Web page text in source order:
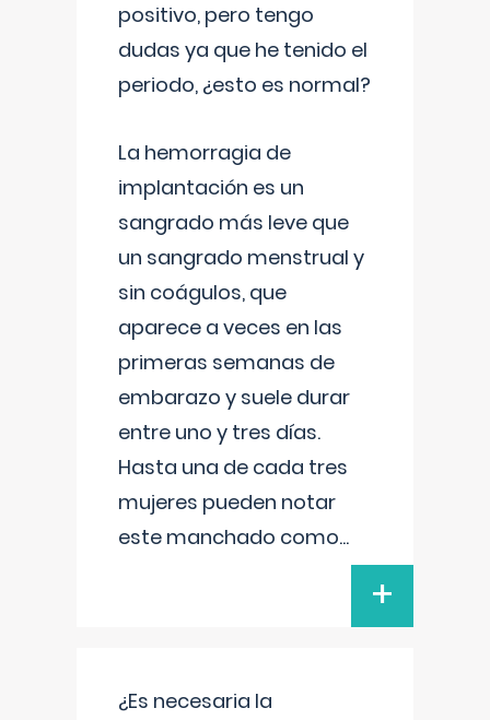
positivo, pero tengo
dudas ya que he tenido el
periodo, ¿esto es normal?
La hemorragia de
implantación es un
sangrado más leve que
un sangrado menstrual y
sin coágulos, que
aparece a veces en las
primeras semanas de
embarazo y suele durar
entre uno y tres días.
Hasta una de cada tres
mujeres pueden notar
este manchado como...
+
¿Es necesaria la